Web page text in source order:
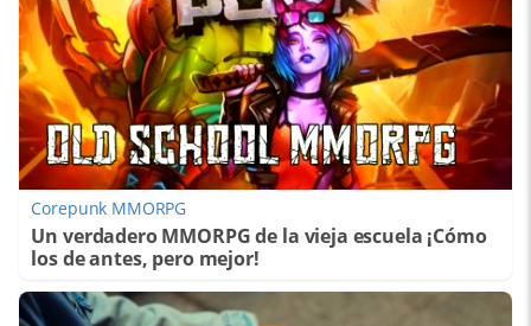
Corepunk MMORPG
Un verdadero MMORPG de la vieja escuela ¡Cómo
los de antes, pero mejor!